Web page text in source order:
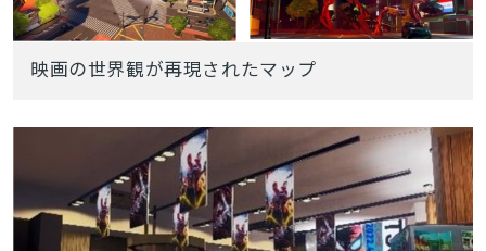
映画の世界観が再現されたマップ